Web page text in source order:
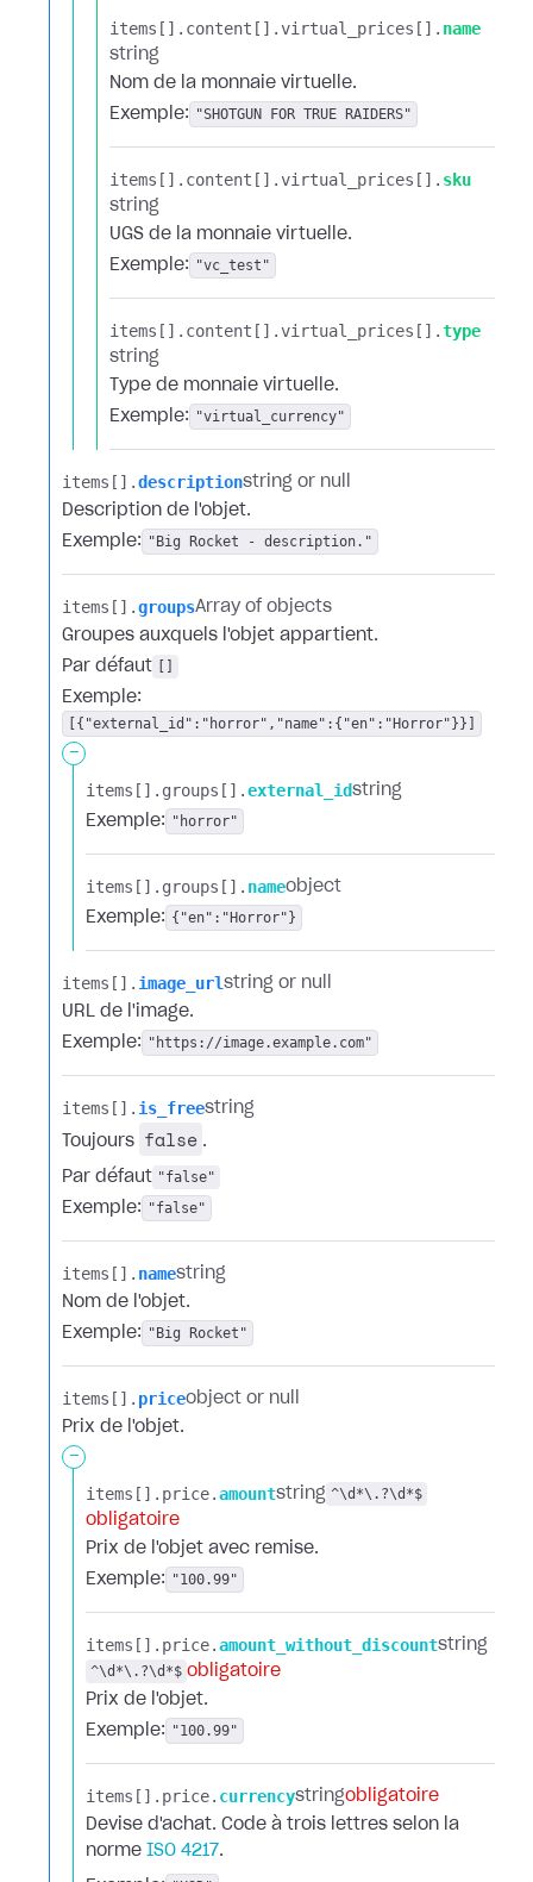
items[].​ content[].​virtual_prices[].​ name
string
Nom de la monnaie virtuelle.
Exemple: "SHOTGUN FOR TRUE RAIDERS"
items[].​ content[].​virtual_prices[].​ sku
string
UGS de la monnaie virtuelle.
Exemple: "vc_test"
items[].​ content[].​virtual_prices[].​type
string
Type de monnaie virtuelle.
Exemple: "virtual_currency"
items[].​descriptionstring or null
Description de l'objet.
Exemple: "Big Rocket - description."
items[].​groupsArray of objects
Groupes auxquels l'objet appartient.
Par défaut
Exemple:
[{"external_id":"horror","name":{"en":"Horror"}}]
-
items[].​ groups[].​external_idstring
Exemple: "horror"
items[].​ groups[].​ nameobject
Exemple: {"en":"Horror"}
items[].​ image_urlstring or null
URL de l'image.
Exemple: "https://image.example.com"
items[].​ is_freestring
Toujours
false .
Par défaut "false"
Exemple: "false"
items[].​ namestring
Nom de l'objet.
Exemple: "Big Rocket"
items[].​ priceobject or null
Prix de l'objet.
-
items[].​ price.​amountstring ^\d*\.?\d*$
obligatoire
Prix de l'objet avec remise.
Exemple: "100.99"
items[].​ price.​amount_without_discountstring
^\d*\.?\d*$ obligatoire
Prix de l'objet.
Exemple: "100.99"
items[].​ price.​ currencystringobligatoire
Devise d'achat. Code à trois lettres selon la
norme ISO 4217.